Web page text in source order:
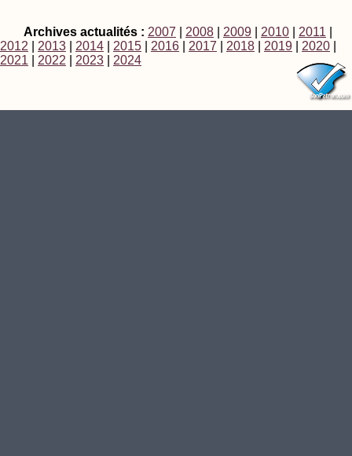
Archives actualités : 2007 2008 2009 2010 2011
2012
2013 2014 2015 2016 2017 2018 2019 2020
2021
2022 2023 2024